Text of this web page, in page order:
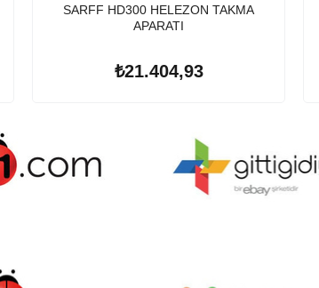
SARFF HD300 HELEZON TAKMA
APARATI
₺21.404,93